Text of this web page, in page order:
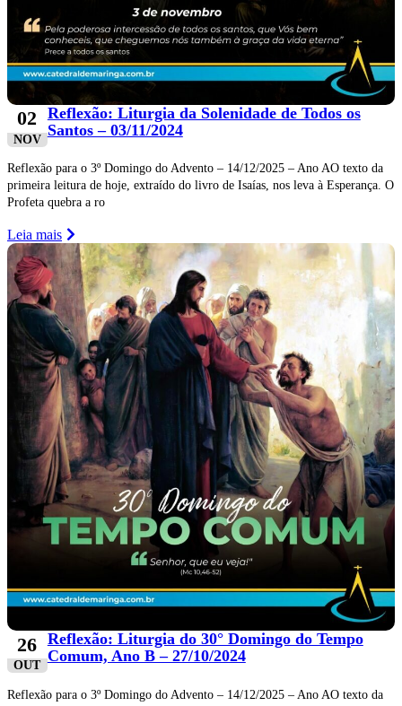
02
NOV
Reflexão: Liturgia da Solenidade de Todos os
Santos – 03/11/2024
Reflexão para o 3º Domingo do Advento – 14/12/2025 – Ano AO texto da
primeira leitura de hoje, extraído do livro de Isaías, nos leva à Esperança. O
Profeta quebra a ro
Leia mais
26
OUT
Reflexão: Liturgia do 30° Domingo do Tempo
Comum, Ano B – 27/10/2024
Reflexão para o 3º Domingo do Advento – 14/12/2025 – Ano AO texto da